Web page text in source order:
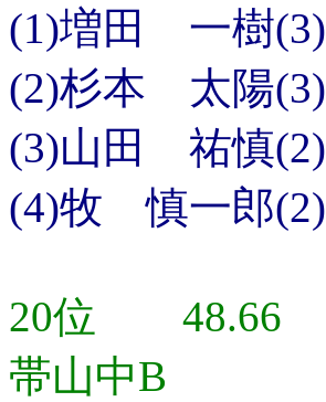
(1)増田 一樹(3)
(2)杉本 太陽(3)
(3)山田 祐慎(2)
(4)牧 慎一郎(2)
20位 48.66
帯山中B